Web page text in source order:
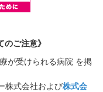
のご注意》
が受けられる病院 を掲
株式会社および株式会